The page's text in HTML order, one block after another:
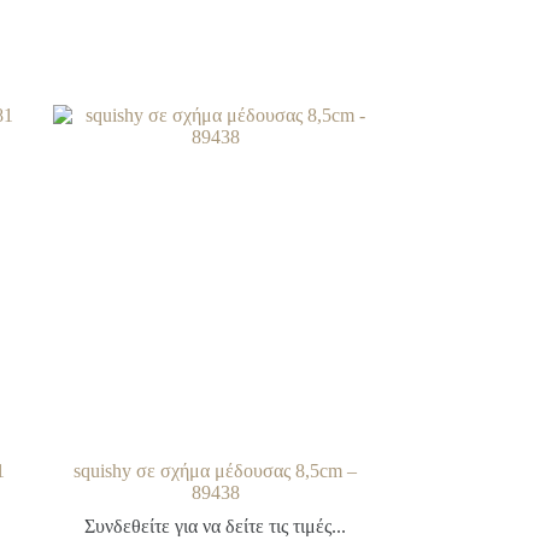
squishy σε σχήμα μέδουσας 8,5cm –
89438
Συνδεθείτε για να δείτε τις τιμές...